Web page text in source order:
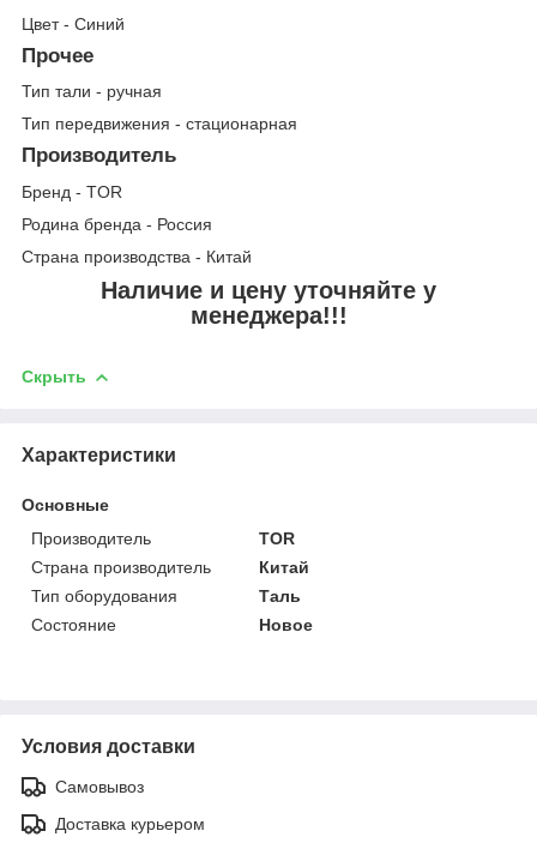
Цвет - Синий
Прочее
Тип тали - ручная
Тип передвижения - стационарная
Производитель
Бренд - TOR
Родина бренда - Россия
Страна производства - Китай
Наличие и цену уточняйте у
менеджера!!!
Скрыть
Характеристики
Основные
Производитель
TOR
Страна производитель
Китай
Тип оборудования
Таль
Состояние
Новое
Условия доставки
Самовывоз
Доставка курьером